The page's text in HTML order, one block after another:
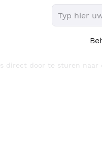
direct door te sturen naar